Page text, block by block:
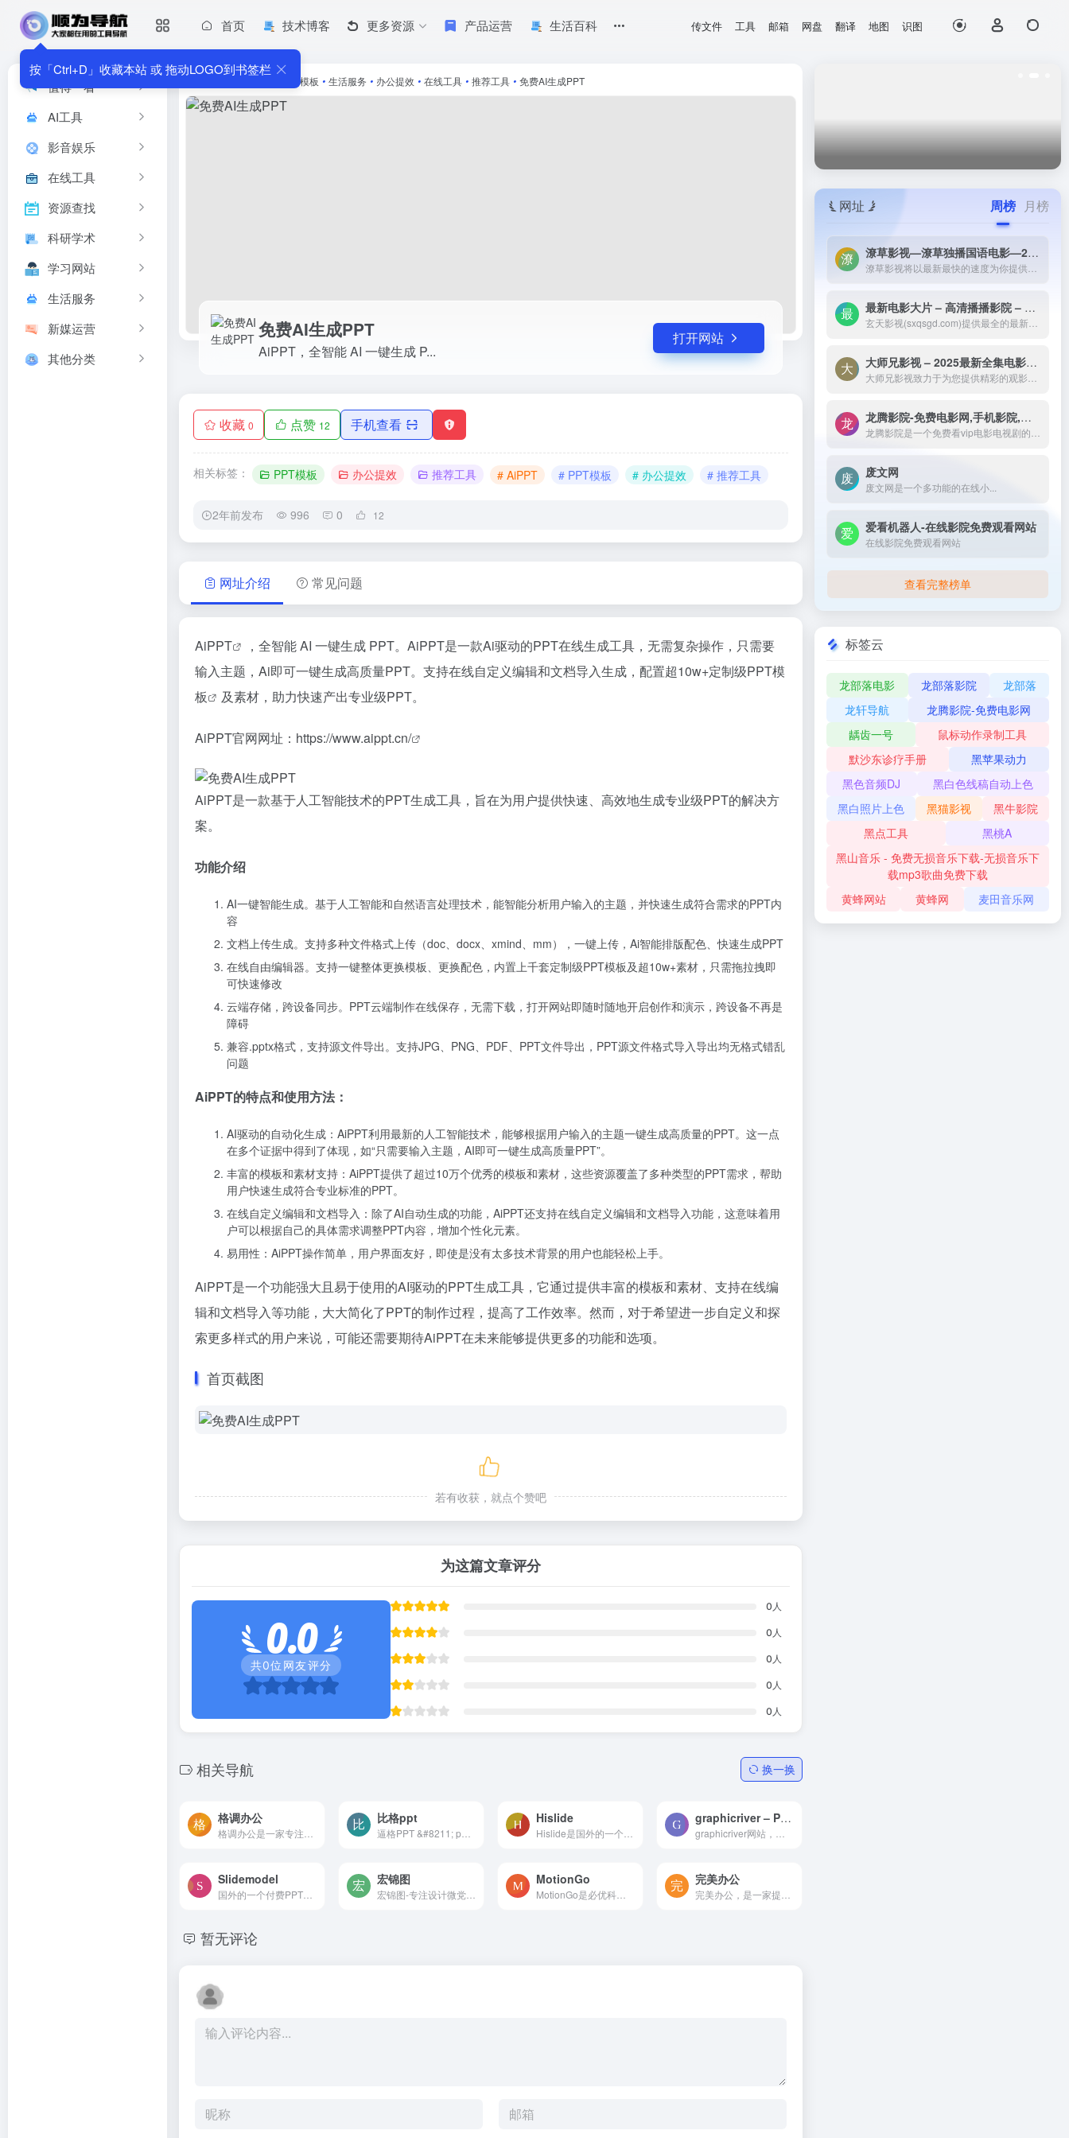
按「Ctrl+D」收藏本站 或 拖动LOGO到书签栏
首页 技术博客 更多资源 产品运营 生活百科 传文件 工具 邮箱 网盘 翻译 地图 识图
值得一看
AI工具
影音娱乐
在线工具
资源查找
科研学术
学习网站
生活服务
新媒运营
其他分类
PPT模板 • 生活服务 • 办公提效 • 在线工具 • 推荐工具 • 免费AI生成PPT
免费AI生成PPT
AiPPT，全智能 AI 一键生成 P...
打开网站
收藏 0 点赞 12 手机查看
相关标签： PPT模板 办公提效 推荐工具 # AiPPT # PPT模板 # 办公提效 # 推荐工具
2年前发布 996 0 12
免费AI生成PPT
AiPPT，全智能 AI 一键生成 P...
网址介绍 常见问题
AiPPT
，全智能 AI 一键生成 PPT。AiPPT是一款Ai驱动的PPT在线生成工具，无需复杂操作，只需要
输入主题，Ai即可一键生成高质量PPT。支持在线自定义编辑和文档导入生成，配置超10w+定制级PPT模
板
及素材，助力快速产出专业级PPT。
AiPPT官网网址： https://www.aippt.cn/
AiPPT是一款基于人工智能技术的PPT生成工具，旨在为用户提供快速、高效地生成专业级PPT的解决方
案。
功能介绍
AI一键智能生成。基于人工智能和自然语言处理技术，能智能分析用户输入的主题，并快速生成符合需求的PPT内
容
文档上传生成。支持多种文件格式上传（doc、docx、xmind、mm），一键上传，Ai智能排版配色、快速生成PPT
在线自由编辑器。支持一键整体更换模板、更换配色，内置上千套定制级PPT模板及超10w+素材，只需拖拉拽即
可快速修改
云端存储，跨设备同步。PPT云端制作在线保存，无需下载，打开网站即随时随地开启创作和演示，跨设备不再是
障碍
兼容.pptx格式，支持源文件导出。支持JPG、PNG、PDF、PPT文件导出，PPT源文件格式导入导出均无格式错乱
问题
AiPPT的特点和使用方法：
AI驱动的自动化生成：AiPPT利用最新的人工智能技术，能够根据用户输入的主题一键生成高质量的PPT。这一点
在多个证据中得到了体现，如“只需要输入主题，AI即可一键生成高质量PPT”。
丰富的模板和素材支持：AiPPT提供了超过10万个优秀的模板和素材，这些资源覆盖了多种类型的PPT需求，帮助
用户快速生成符合专业标准的PPT。
在线自定义编辑和文档导入：除了AI自动生成的功能，AiPPT还支持在线自定义编辑和文档导入功能，这意味着用
户可以根据自己的具体需求调整PPT内容，增加个性化元素。
易用性：AiPPT操作简单，用户界面友好，即使是没有太多技术背景的用户也能轻松上手。
AiPPT是一个功能强大且易于使用的AI驱动的PPT生成工具，它通过提供丰富的模板和素材、支持在线编
辑和文档导入等功能，大大简化了PPT的制作过程，提高了工作效率。然而，对于希望进一步自定义和探
索更多样式的用户来说，可能还需要期待AiPPT在未来能够提供更多的功能和选项。
首页截图
若有收获，就点个赞吧
为这篇文章评分
0.0
共0位网友评分
0 人
0 人
0 人
0 人
0 人
相关导航 换一换
格调办公 比格ppt Hislide graphicriver – PPT模板素材
Slidemodel 宏锦图 MotionGo 完美办公
暂无评论
网址 周榜 月榜
潦草影视—潦草独播国语电影—2023最新国语大片—免费国语潦草电影网-潦草影视将以最新最快的速度为你提供：最新电影电视剧的介绍和高速观看地址，好看的电影电视剧在线观看尽在潦草影视，为了更好的服务您，我们正在努力做最好的电影电视剧网站！
最新电影大片 – 高清播播影院 – 最新好看的电视剧免费在线观看 _ 玄天影视-玄天影视(sxqsgd.com)提供最全的最新电影大片，最热电视剧，韩国电视剧、香港TVB电视剧、韩剧、日剧、美剧、综艺、动漫的在线观看，无需下载任何播放器即可在线免费观看，每天第一时间更新，欢迎影迷到玄天
大师兄影视 – 2025最新全集电影电视剧_高清短剧视频免费在线观看-大师兄影视致力于为您提供精彩的观影选择，包括热门电影、电视剧、短剧、最新综艺节目和经典动漫。我们实时更新影片，确保您能享受最新、最全面的在线电影免费观看，更多高清资源尽在大师兄影院网。
龙腾影院-免费电影网,手机影院,高清影视大全-龙腾影院是一个免费看vip电影电视剧的网站，拥有海量、优质、高清电影和好看的电视剧，搞笑综艺及新番动漫，无须会员即可无广告观看全网影视作品，看电影来龙腾影院准没错。
废文网
废文网是一个多功能的在线小...
爱看机器人-在线影院免费观看网站
在线影院免费观看网站
查看完整榜单
标签云
龙部落电影 龙部落影院
龙部落
龙轩导航
龙腾影院-免费电影网
龋齿一号
鼠标动作录制工具
默沙东诊疗手册
黑苹果动力
黑色音频DJ
黑白色线稿自动上色
黑白照片上色
黑猫影视
黑牛影院
黑点工具
黑桃A
黑山音乐 - 免费无损音乐下载-无损音乐下
载mp3歌曲免费下载
黄蜂网站
黄蜂网 麦田音乐网